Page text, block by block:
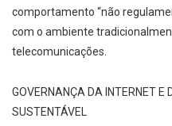
comportamento “não
com o ambiente
telecomunicações.
GOVERNANÇA DA INTERNET E
SUSTENTÁVEL